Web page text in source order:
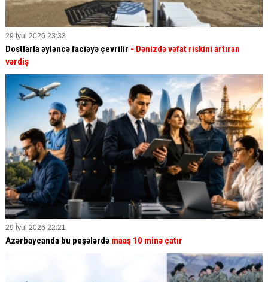
29 İyul 2026 23:33
Dostlarla əyləncə faciəyə çevrilir - Dənizdə vəfat riskini artıran
vərdiş
29 İyul 2026 22:21
Azərbaycanda bu peşələrdə maaş 10 minə çatır